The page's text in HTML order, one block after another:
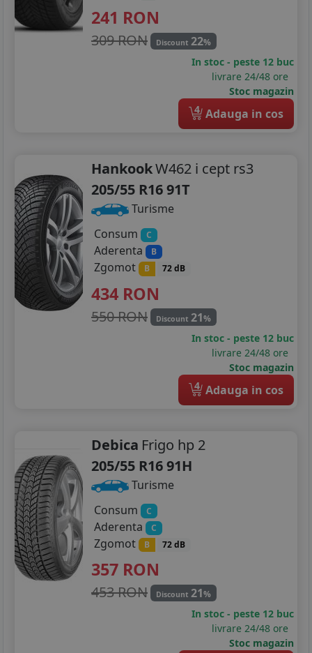
241 RON
309 RON Discount 22%
In stoc - peste 12 buc
livrare 24/48 ore
Stoc magazin
4 Adauga in cos
HankookW462 i cept rs3
205/55 R16 91T
Turisme
Consum
C
Aderenta B
Zgomot B 72 dB
434 RON
550 RON Discount 21%
In stoc - peste 12 buc
livrare 24/48 ore
Stoc magazin
4 Adauga in cos
Debica Frigo hp 2
205/55 R16 91H
Turisme
Consum
C
Aderenta C
Zgomot B 72 dB
357 RON
453 RON Discount 21%
In stoc - peste 12 buc
livrare 24/48 ore
Stoc magazin